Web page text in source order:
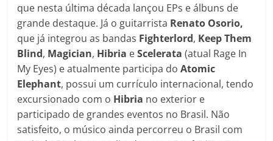
que nesta última década lançou EPs e álbuns de
grande destaque. Já o guitarrista Renato Osorio,
que já integrou as bandas Fighterlord, Keep Them
Blind, Magician, Hibria eScelerata (atual Rage In
My Eyes) e atualmente participa doAtomic
Elephant, possui um currículo internacional, tendo
excursionado com o Hibria no exterior e
participado de grandes eventos no Brasil. Não
satisfeito, o músico ainda percorreu o Brasil com